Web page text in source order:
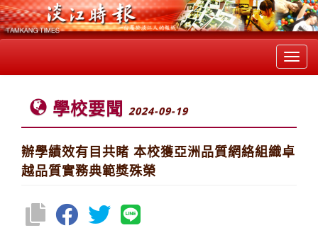
學校要聞 2024-09-19
辦學績效有目共睹 本校獲亞洲品質網絡組織卓
越品質實務典範獎殊榮